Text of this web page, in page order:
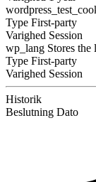
Type First-party
Varighed Session
wp_lang Stores the
Type First-party
Varighed Session
Historik
Beslutning Dato